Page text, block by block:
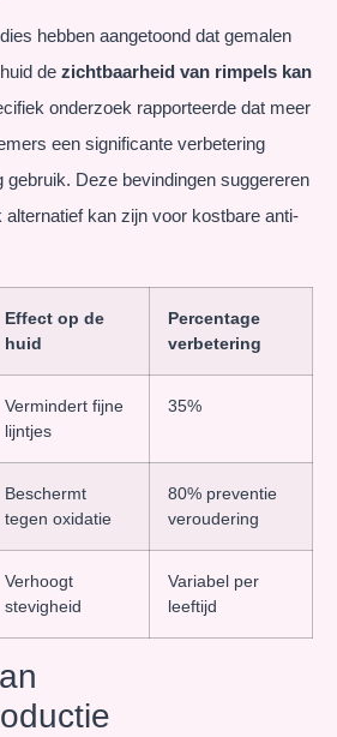
hebben aangetoond dat gemalen
de zichtbaarheid van rimpels kan
onderzoek rapporteerde dat meer
een significante verbetering
gebruik. Deze bevindingen suggereren
alternatief kan zijn voor kostbare anti-
Effect op de
huid
Percentage
verbetering
Vermindert fijne
lijntjes
35%
Beschermt
tegen oxidatie
80% preventie
veroudering
Verhoogt
stevigheid
Variabel per
leeftijd